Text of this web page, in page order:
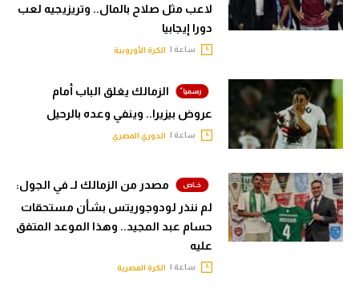
لاعب مثل صلاح بالمال.. وتريزيجيه لعب
دورا إيجابيا
ساعة | الكرة الأوروبية
الزمالك يغلق الباب أمام
عروض بيزيرا.. وينفي وعده بالرحيل
ساعة | الدوري المصري
مصدر من الزمالك لـ في الجول:
لم ننذر لودوجوريتس بشأن مستحقات
حسام عبد المجيد.. وهذا الموعد المتفق
عليه
ساعة | الكرة المصرية